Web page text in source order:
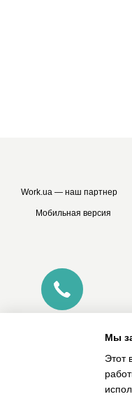
Work.ua — наш партнер
Мобильная версия
Мы
Этот